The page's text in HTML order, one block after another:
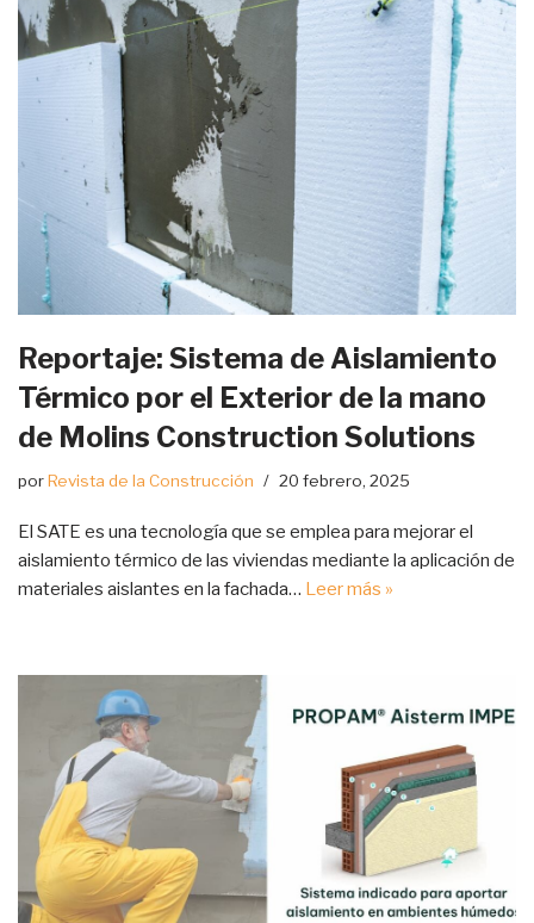
Reportaje: Sistema de Aislamiento
Térmico por el Exterior de la mano
de Molins Construction Solutions
porRevista de la Construcción 20 febrero, 2025
El SATE es una tecnología que se emplea para mejorar el
aislamiento térmico de las viviendas mediante la aplicación de
materiales aislantes en la fachada… Leer más »